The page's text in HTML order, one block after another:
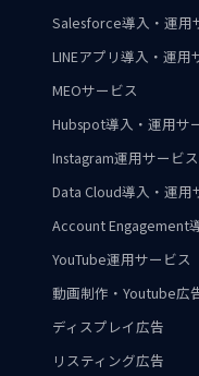
Salesforce導入・運用
LINEアプリ導入・運用
MEOサービス
Hubspot導入・運用サ
Instagram運用サービス
Data Cloud導入・運用
Account Engagement
YouTube運用サービス
動画制作・Youtube広
ディスプレイ広告
リスティング広告